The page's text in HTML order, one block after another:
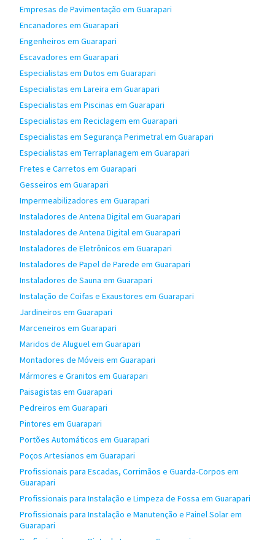
Empresas de Pavimentação em Guarapari
Encanadores em Guarapari
Engenheiros em Guarapari
Escavadores em Guarapari
Especialistas em Dutos em Guarapari
Especialistas em Lareira em Guarapari
Especialistas em Piscinas em Guarapari
Especialistas em Reciclagem em Guarapari
Especialistas em Segurança Perimetral em Guarapari
Especialistas em Terraplanagem em Guarapari
Fretes e Carretos em Guarapari
Gesseiros em Guarapari
Impermeabilizadores em Guarapari
Instaladores de Antena Digital em Guarapari
Instaladores de Antena Digital em Guarapari
Instaladores de Eletrônicos em Guarapari
Instaladores de Papel de Parede em Guarapari
Instaladores de Sauna em Guarapari
Instalação de Coifas e Exaustores em Guarapari
Jardineiros em Guarapari
Marceneiros em Guarapari
Maridos de Aluguel em Guarapari
Montadores de Móveis em Guarapari
Mármores e Granitos em Guarapari
Paisagistas em Guarapari
Pedreiros em Guarapari
Pintores em Guarapari
Portões Automáticos em Guarapari
Poços Artesianos em Guarapari
Profissionais para Escadas, Corrimãos e Guarda-Corpos em
Guarapari
Profissionais para Instalação e Limpeza de Fossa em Guarapari
Profissionais para Instalação e Manutenção e Painel Solar em
Guarapari